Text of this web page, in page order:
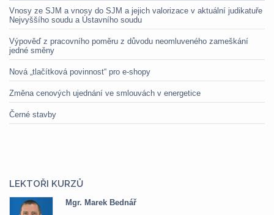
Vnosy ze SJM a vnosy do SJM a jejich valorizace v aktuální judikatuře
Nejvyššího soudu a Ústavního soudu
Výpověď z pracovního poměru z důvodu neomluveného zameškání
jedné směny
Nová „tlačítková povinnost“ pro e-shopy
Změna cenových ujednání ve smlouvách v energetice
Černé stavby
LEKTOŘI KURZŮ
Mgr. Marek Bednář